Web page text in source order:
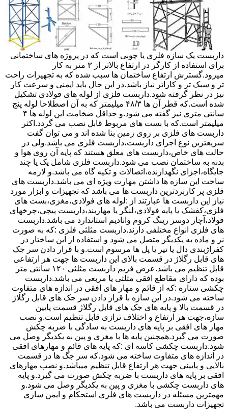
داربست یک سازه فلزی یا چوبی است که در پروژه های ساختمانی
برای استفاده از کارگر در ارتفاع بالاتر از ۳ متر به کار
میرود.گسترش ارتفاع ساختمان ها سبب شده که به تجهیزات راحت
تر و سبک تر و کاراتر نیاز باشد.در این حال باید ایمنی و سرعت کار
نیز در نظر گرفته شود.داربست فلزی از لوله های فولادی تشکیل
شده است.که قطر آن ها ۴۸/۳ میلیمتر که به آن اصطلاحا لوله پنج
سانتی متری نیز گفته می شود.و حداقل ضخامت این لوله ها ۴
میلیمتر است.که با بست های مربوط قابل نصب می گردد.اکثر
داربست های فلزی بر روی زمین بنا شده اند و می توان گفت
سریعترین نوع اجرای داربست،داربست فلزی می باشد.ولی در
حالت های خاص،داربست های معلق هستند که پایه آن روی هوا و
بدنه به ساختمان نصب می شود.داربست فلزی شامل یک یا چند
جایگاه،اجزای نگهدارنده،اتصالات و تکیه گاه می باشد.و لازمه
ساخت این سازه ها داشتن مهارت ویژه ای می باشد.داربست های
فلزی پر کاربردترین داربست ها می باشد که تجهیزات و ابزار مورد
نیاز این داربست ها عبارتند از :لوله های فولادی،مغزی،بست های
فلزی،کفشک یا پایه فولادی،لنگر یا مهاربند،داربست پیچی،چرخهای
فولاد،آچار دوسر رینگ کروم وانادیم استاندارد می باشد.داربست
های فلزی انواع مختلفی دارند.داربست مثلثی فلزی :که به صورت
نر و ماده به یکدیگر متصل می شود و استفاده از این ساختار در
کفراژبندی دال یا تیر یا پل ها مرسوم است.و با قرار دادن سر جک
های قابل رگلاژ در قسمت بالای این داربست ها جهت هر ارتفاعی
قابل تنظیم می باشد.عرض فریم داربست مثلثی ۱۲۰ سانتی متر
بوده که دارای مقاطع افقی مثلثی یا مربعی می باشد.داربست
چکشی ستاره :که از قائم و مهار های افقی در اندازه های متفاوت
ساخته می شود.در این سازه با قرار دادن سر جک های قابل رگلاژ
در قسمت بالا و پایه های جک های قابل رگلاژ قسمت پایین
سازه،جهت هر ارتفاع و اختلاف ترازی قابل تنظیم است.و نصب
مهار های افقی بر پایه های داربست به سادگی با ضربه چکش
صورت می گیرد.همچنین پایه ها با مغزی و پین به یکدیگر وصل می
شود.داربست چکشی کاسه ای :که پایه های قائم و مهارهای افقی
در اندازه های متفاوت ساخته می شود.که سر جگ ها در قسمت
بالایی و پایینی جهت هر ارتفاع قابل تنظیم میباشد.و نصب مهارهای
افقی بر پایه های داربست با ضربه چکش صورت می گیرد.و پایه
های داربست چکشی با مغزی و پین به یکدیگر وصل می شود.و
مهمترین مسئله در داربست های فلزی استحکام و ایمن سازی
تجهیزات داربست می باشد.